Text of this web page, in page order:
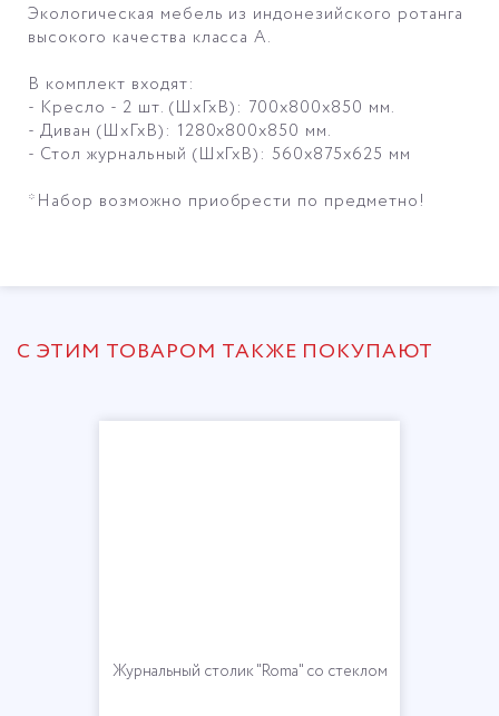
Экологическая мебель из индонезийского ротанга
высокого качества класса А.
В комплект входят:
- Кресло - 2 шт. (ШхГхВ): 700х800х850 мм.
- Диван (ШхГхВ): 1280х800х850 мм.
- Стол журнальный (ШхГхВ): 560х875х625 мм
*Набор возможно приобрести по предметно!
С ЭТИМ ТОВАРОМ ТАКЖЕ ПОКУПАЮТ
Журнальный столик "Roma" со стеклом